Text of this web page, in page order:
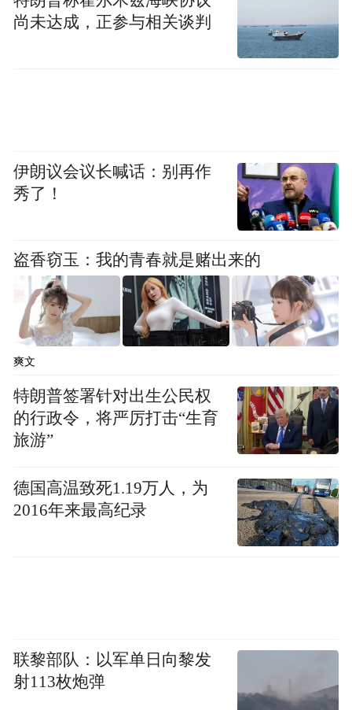
尚未达成，正参与相关谈判
伊朗议会议长喊话：别再作
秀了！
盗香窃玉：我的青春就是赌出来的
爽文
特朗普签署针对出生公民权
的行政令，将严厉打击“生育
旅游”
德国高温致死1.19万人，为
2016年来最高纪录
联黎部队：以军单日向黎发
射113枚炮弹